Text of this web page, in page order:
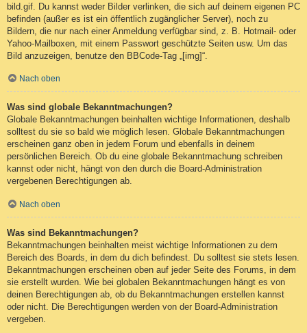
bild.gif. Du kannst weder Bilder verlinken, die sich auf deinem eigenen PC
befinden (außer es ist ein öffentlich zugänglicher Server), noch zu
Bildern, die nur nach einer Anmeldung verfügbar sind, z. B. Hotmail- oder
Yahoo-Mailboxen, mit einem Passwort geschützte Seiten usw. Um das
Bild anzuzeigen, benutze den BBCode-Tag „[img]“.
Nach oben
Was sind globale Bekanntmachungen?
Globale Bekanntmachungen beinhalten wichtige Informationen, deshalb
solltest du sie so bald wie möglich lesen. Globale Bekanntmachungen
erscheinen ganz oben in jedem Forum und ebenfalls in deinem
persönlichen Bereich. Ob du eine globale Bekanntmachung schreiben
kannst oder nicht, hängt von den durch die Board-Administration
vergebenen Berechtigungen ab.
Nach oben
Was sind Bekanntmachungen?
Bekanntmachungen beinhalten meist wichtige Informationen zu dem
Bereich des Boards, in dem du dich befindest. Du solltest sie stets lesen.
Bekanntmachungen erscheinen oben auf jeder Seite des Forums, in dem
sie erstellt wurden. Wie bei globalen Bekanntmachungen hängt es von
deinen Berechtigungen ab, ob du Bekanntmachungen erstellen kannst
oder nicht. Die Berechtigungen werden von der Board-Administration
vergeben.